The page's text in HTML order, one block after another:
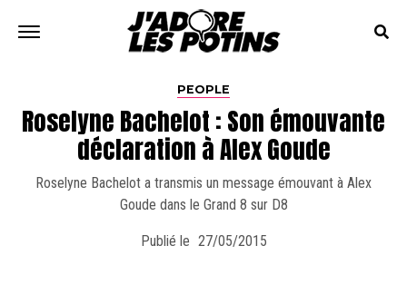
PEOPLE
Roselyne Bachelot : Son émouvante
déclaration à Alex Goude
Roselyne Bachelot a transmis un message émouvant à Alex
Goude dans le Grand 8 sur D8
Publié le 27/05/2015